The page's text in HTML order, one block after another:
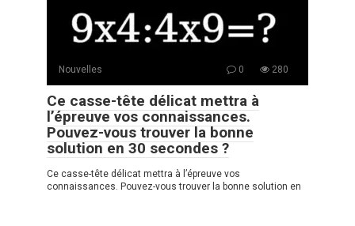
Nouvelles 0 280
Ce casse-tête délicat mettra à
l’épreuve vos connaissances.
Pouvez-vous trouver la bonne
solution en 30 secondes ?
Ce casse-tête délicat mettra à l’épreuve vos
connaissances. Pouvez-vous trouver la bonne solution en